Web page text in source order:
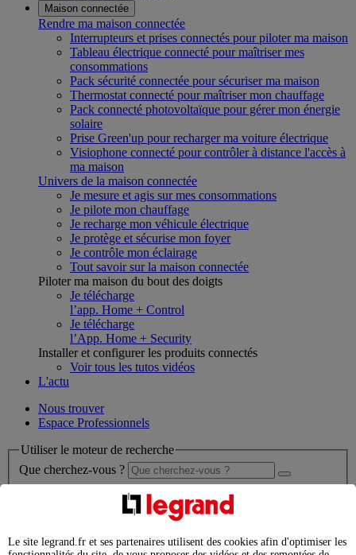
Maison connectée
Rendre ma maison connectée
Interrupteurs et prises connectés pour piloter ma maison
Tableau électrique connecté pour maîtriser mes
consommations
Pack sécurité connectée pour sécuriser ma maison
Thermostat connecté pour maîtriser mon chauffage
Pack connecté photovoltaïque pour gérer mon énergie
solaire
Prise Green'up pour recharger ma voiture électrique
Visiophone connecté pour contrôler à distance l'accès à
ma maison
Univers de la maison connectée
Je mesure et agis sur mes consommations
Je pilote mon chauffage
Je recharge mon véhicule électrique
Je protège et sécurise mon foyer
Je contrôle mon éclairage
Tout savoir sur la maison connectée
Piloter ma maison du bout des doigts
Je télécharge
l’app. Home + Control
Je télécharge
l’App. Home + Security
Installer et configurer les produits connectés
Voir tous les tutos vidéos
L'actu
Nous trouver
Espace Professionnels
Utiliser le moteur de recherche
Que cherchez-vous ?
Nous n'avons pas pu charger les résultats de votre recherche
Produits professionnels
Le site legrand.fr et ses partenaires utilisent des cookies afin d'optimiser les